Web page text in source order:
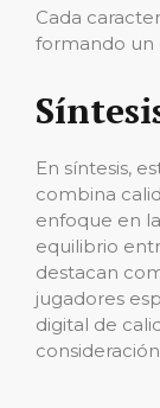
Cada
formando un
En síntesis,
combina
enfoque en
equilibrio
destacan
jugadores
digital de